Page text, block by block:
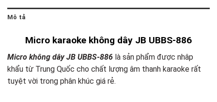
Mô tả
Micro karaoke không dây JB UBBS-886
Micro không dây JB UBBS-886 là sản phẩm được nhâp
khẩu từ Trung Quốc cho chất lượng âm thanh karaoke rất
tuyệt vời trong phân khúc giá rẻ.